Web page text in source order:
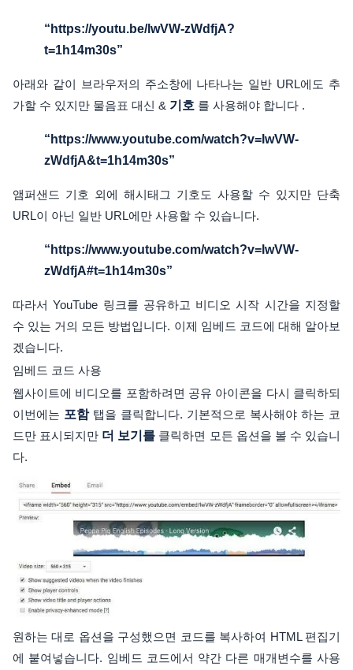
“https://youtu.be/lwVW-zWdfjA?
t=1h14m30s”
아래와 같이 브라우저의 주소창에 나타나는 일반 URL에도 추
가할 수 있지만 물음표 대신 & 기호 를 사용해야 합니다 .
“https://www.youtube.com/watch?v=lwVW-
zWdfjA&t=1h14m30s”
앰퍼샌드 기호 외에 해시태그 기호도 사용할 수 있지만 단축
URL이 아닌 일반 URL에만 사용할 수 있습니다.
“https://www.youtube.com/watch?v=lwVW-
zWdfjA#t=1h14m30s”
따라서 YouTube 링크를 공유하고 비디오 시작 시간을 지정할
수 있는 거의 모든 방법입니다. 이제 임베드 코드에 대해 알아보
겠습니다.
임베드 코드 사용
웹사이트에 비디오를 포함하려면 공유 아이콘을 다시 클릭하되
이번에는 포함탭을 클릭합니다. 기본적으로 복사해야 하는 코
드만 표시되지만 더 보기를 클릭하면 모든 옵션을 볼 수 있습니
다.
원하는 대로 옵션을 구성했으면 코드를 복사하여 HTML 편집기
에 붙여넣습니다. 임베드 코드에서 약간 다른 매개변수를 사용